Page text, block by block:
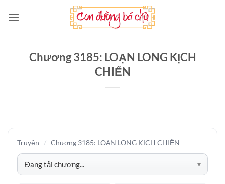
qua
Chương 3185: LOẠN LONG KỊCH
CHIẾN
Truyện / Chương 3185: LOẠN LONG KỊCH CHIẾN